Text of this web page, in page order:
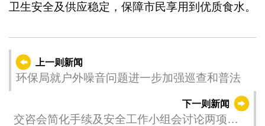
卫生安全及供应稳定，保障市民享用到优质食水。
上一则新闻
环保局就户外噪音问题进一步加强巡查和普法
下一则新闻
交咨会简化手续及安全工作小组会讨论两项议